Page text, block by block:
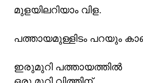
മുളയിലറിയാം വിള.
പത്തായമുള്ളിടം പറയും
ഇരുമുറി പത്തായത്തിൽ